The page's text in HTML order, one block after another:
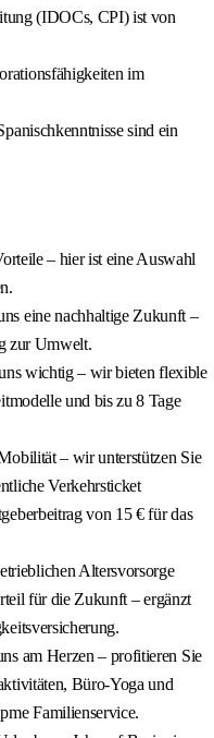
(IDOCs, CPI) ist von
im
sind ein
– hier ist eine Auswahl
eine nachhaltige Zukunft –
zur Umwelt.
wichtig – wir bieten flexible
und bis zu 8 Tage
– wir unterstützen Sie
Verkehrsticket
von 15 € für das
Altersvorsorge
für die Zukunft – ergänzt
am Herzen – profitieren Sie
Büro-Yoga und
Familienservice.